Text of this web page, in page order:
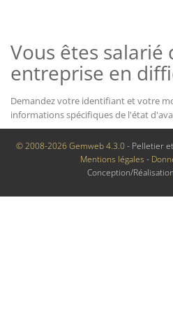
Vous êtes salarié
entreprise en
Demandez votre identifiant et votre
informations spécifiques de l'état
© 2008-2026 Gemweb 4.3.0- Pelletier
Mentions légales -
Conception/Réalisation